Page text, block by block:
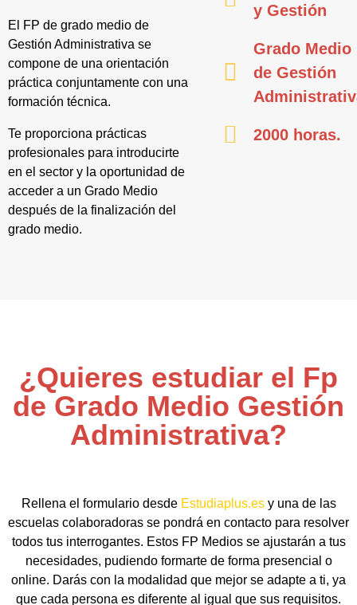
El FP de grado medio de
Gestión Administrativa se
compone de una orientación
práctica conjuntamente con una
formación técnica.
Te proporciona prácticas
profesionales para introducirte
en el sector y la oportunidad de
acceder a un Grado Medio
después de la finalización del
grado medio.
y Gestión
Grado Medio
de Gestión
2000 horas.
¿Quieres estudiar el Fp
de Grado Medio Gestión
Administrativa?
Rellena el formulario desde Estudiaplus.esy una de las
escuelas colaboradoras se pondrá en contacto para resolver
todos tus interrogantes. Estos FP Medios se ajustarán a tus
necesidades, pudiendo formarte de forma presencial o
online. Darás con la modalidad que mejor se adapte a ti, ya
que cada persona es diferente al igual que sus requisitos.